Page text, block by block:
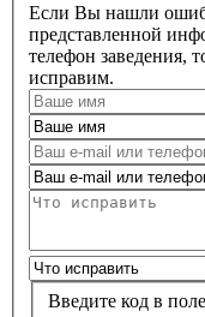
Если Вы нашли
представленной
телефон заведения,
исправим.
Введите код в